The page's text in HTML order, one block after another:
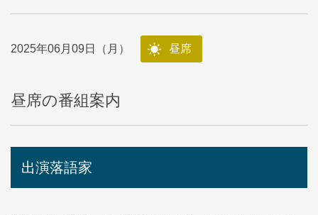
2025年06月09日（月） 昼席
昼席の番組案内
出演落語家